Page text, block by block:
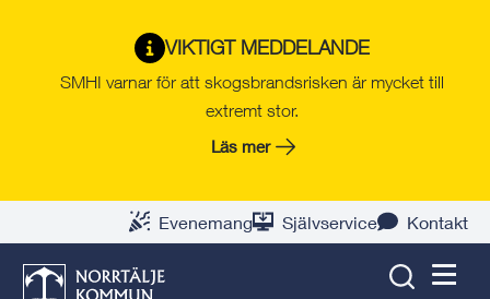
VIKTIGT MEDDELANDE
SMHI varnar för att skogsbrandsrisken är mycket till
extremt stor.
Läs mer
Evenemang Självservice Kontakt
Erikskulle museum och
hembygdsgård
Söderbykarls fornminnes- och
hembygdsförening. På gårdsområdet finns bl.a.
och lanthandel. I museet visas lokala föremål